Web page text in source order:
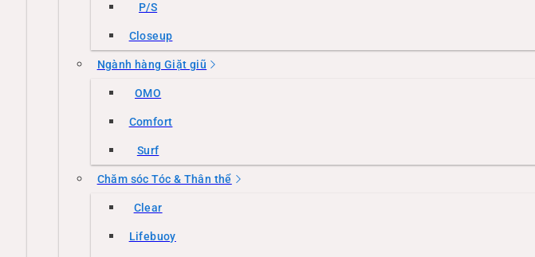
P/S
Closeup
Ngành hàng Giặt giũ
OMO
Comfort
Surf
Chăm sóc Tóc & Thân thể
Clear
Lifebuoy